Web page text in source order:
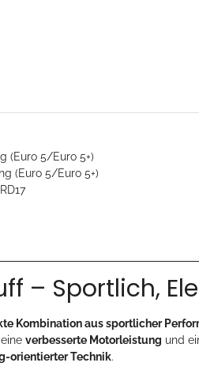
(Euro 5/Euro 5+)
(Euro 5/Euro 5+)
– Sportlich,
Kombination aus sportlicher
verbesserte Motorleistung und
orientierter Technik.